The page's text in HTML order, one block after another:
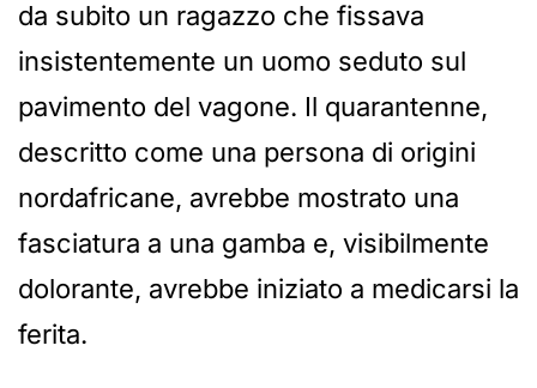
da subito un ragazzo che fissava
insistentemente un uomo seduto sul
pavimento del vagone. Il quarantenne,
descritto come una persona di origini
nordafricane, avrebbe mostrato una
fasciatura a una gamba e, visibilmente
dolorante, avrebbe iniziato a medicarsi la
ferita.